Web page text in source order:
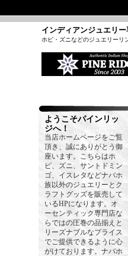
インディアンジュエリー
ホピ・ズニなどのジュエリーリ
ようこそパインリッ
ジへ！
当店ホームページをご覧
頂き、誠にありがとう御
座います。こちらはホ
ピ、ズニ、サントドミン
ゴ、イスレタなどナバホ
族以外のジュエリーとク
ラフトグッズを販売して
いるHPになります。オ
ーセンティック専門店な
らではの圧巻の品揃えと
リーズナブルなプライス
でご提供できるように心
がけております。ナバホ